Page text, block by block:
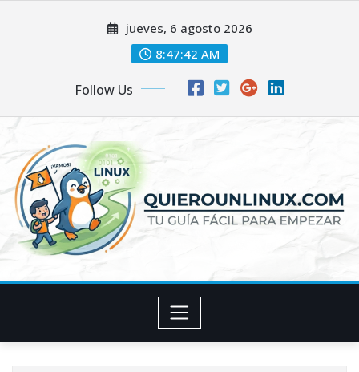
jueves, 6 agosto 2026
8:47:43 AM
Follow Us